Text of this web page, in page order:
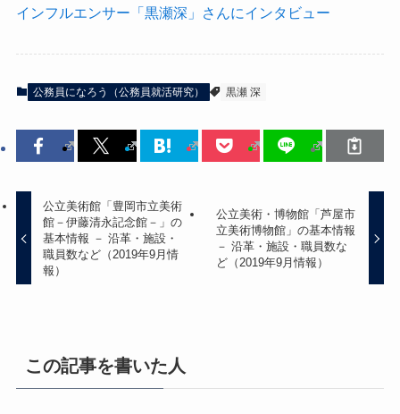
インフルエンサー「黒瀬深」さんにインタビュー
公務員になろう（公務員就活研究） 黒瀬 深
公立美術館「豊岡市立美術
館－伊藤清永記念館－」の
基本情報 － 沿革・施設・
職員数など（2019年9月情
報）
公立美術・博物館「芦屋市
立美術博物館」の基本情報
－ 沿革・施設・職員数な
ど（2019年9月情報）
この記事を書いた人